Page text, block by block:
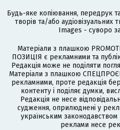
Будь-яке копіювання, передрук
творів та/або аудіовізуальних
Images - суворо
Матеріали з плашкою
ПОЗИЦІЯ є рекламними та
Редакція може не поділяти
Матеріали з плашкою
рекламними, проте редакція
контенту і поділяє думки,
Редакція не несе
судження, оприлюднені у
українським законодавством
реклами несе